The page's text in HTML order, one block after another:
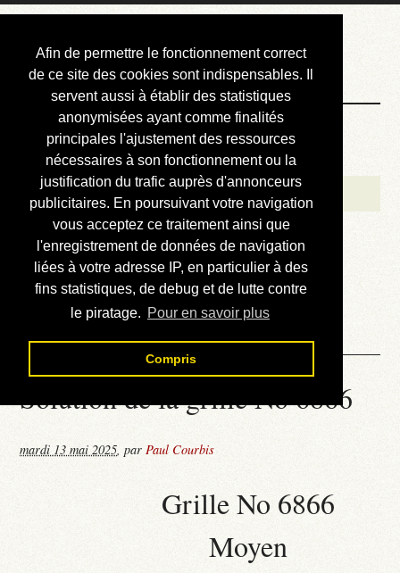
Afin de permettre le fonctionnement correct
de ce site des cookies sont indispensables. Il
servent aussi à établir des statistiques
anonymisées ayant comme finalités
principales l'ajustement des ressources
nécessaires à son fonctionnement ou la
justification du trafic auprès d'annonceurs
publicitaires. En poursuivant votre navigation
vous acceptez ce traitement ainsi que
l'enregistrement de données de navigation
liées à votre adresse IP, en particulier à des
fins statistiques, de debug et de lutte contre
le piratage. Pour en savoir plus
Compris
Courbis, « LE »
Blog Officiel
Bienvenue
Réalisations
Divers (et d’été)
Annonces
Liens externes
Téléchargement
Contact
Solution de la grille No 6866
mardi 13 mai 2025,parPaul Courbis
Grille No 6866
Moyen